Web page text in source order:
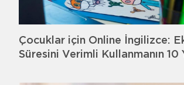
Çocuklar için Online İngilizce:
Süresini Verimli Kullanmanın 10